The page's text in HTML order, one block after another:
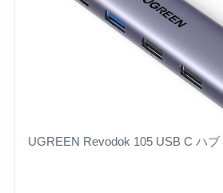
UGREEN Revodok 105 USB C ハブ